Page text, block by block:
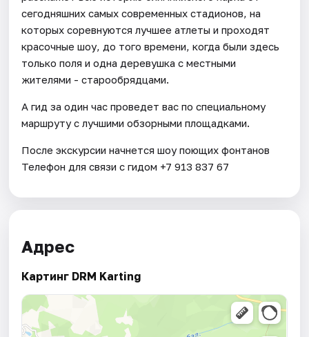
сегодняшних самых современных стадионов, на
которых соревнуются лучшее атлеты и проходят
красочные шоу, до того времени, когда были здесь
только поля и одна деревушка с местными
жителями - старообрядцами.
А гид за один час проведет вас по специальному
маршруту с лучшими обзорными площадками.
После экскурсии начнется шоу поющих фонтанов
Телефон для связи с гидом +7 913 837 67
Адрес
Картинг DRM Karting